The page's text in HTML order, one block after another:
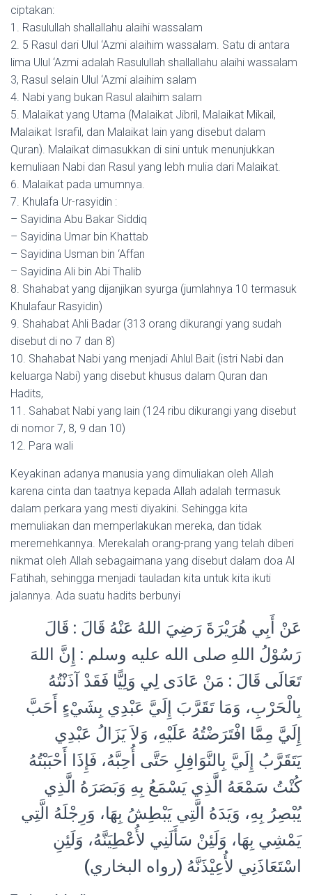
ciptakan:
1. Rasulullah shallallahu alaihi wassalam
2. 5 Rasul dari Ulul ‘Azmi alaihim wassalam. Satu di antara
lima Ulul ‘Azmi adalah Rasulullah shallallahu alaihi wassalam
3, Rasul selain Ulul ‘Azmi alaihim salam
4. Nabi yang bukan Rasul alaihim salam
5. Malaikat yang Utama (Malaikat Jibril, Malaikat Mikail,
Malaikat Israfil, dan Malaikat lain yang disebut dalam
Quran). Malaikat dimasukkan di sini untuk menunjukkan
kemuliaan Nabi dan Rasul yang lebh mulia dari Malaikat.
6. Malaikat pada umumnya.
7. Khulafa Ur-rasyidin :
– Sayidina Abu Bakar Siddiq
– Sayidina Umar bin Khattab
– Sayidina Usman bin ‘Affan
– Sayidina Ali bin Abi Thalib
8. Shahabat yang dijanjikan syurga (jumlahnya 10 termasuk
Khulafaur Rasyidin)
9. Shahabat Ahli Badar (313 orang dikurangi yang sudah
disebut di no 7 dan 8)
10. Shahabat Nabi yang menjadi Ahlul Bait (istri Nabi dan
keluarga Nabi) yang disebut khusus dalam Quran dan
Hadits,
11. Sahabat Nabi yang lain (124 ribu dikurangi yang disebut
di nomor 7, 8, 9 dan 10)
12. Para wali
Keyakinan adanya manusia yang dimuliakan oleh Allah
karena cinta dan taatnya kepada Allah adalah termasuk
dalam perkara yang mesti diyakini. Sehingga kita
memuliakan dan memperlakukan mereka, dan tidak
meremehkannya. Merekalah orang-prang yang telah diberi
nikmat oleh Allah sebagaimana yang disebut dalam doa Al
Fatihah, sehingga menjadi tauladan kita untuk kita ikuti
jalannya. Ada suatu hadits berbunyi
عَنْ أَبِي هُرَيْرَةَ رَضِيَ اللهُ عَنْهُ قَالَ : قَالَ
رَسُوْلُ اللهِ صلى الله عليه وسلم : إِنَّ اللهَ
تَعَالَى قَالَ : مَنْ عَادَى لِي وَلِيًّا فَقَدْ آذَنْتُهُ
بِالْحَرْبِ، وَمَا تَقَرَّبَ إِلَيَّ عَبْدِي بِشَيْءٍ أَحَبَّ
إِلَيَّ مِمَّا افْتَرَضْتُهُ عَلَيْهِ، وَلاَ يَزَالُ عَبْدِي
يَتَقَرَّبُ إِلَيَّ بِالنَّوَافِلِ حَتَّى أُحِبَّهُ، فَإِذَا أَحْبَبْتُهُ
كُنْتُ سَمْعَهُ الَّذِي يَسْمَعُ بِهِ وَبَصَرَهُ الَّذِي
يُبْصِرُ بِهِ، وَيَدَهُ الَّتِي يَبْطِشُ بِهَا، وَرِجْلَهُ الَّتِي
يَمْشِي بِهَا، وَلَئِنْ سَأَلَنِي لأُعْطِيَنَّهُ، وَلَئِنِ
اسْتَعَاذَنِي لأُعِيْذَنَّهُ (رواه البخاري)